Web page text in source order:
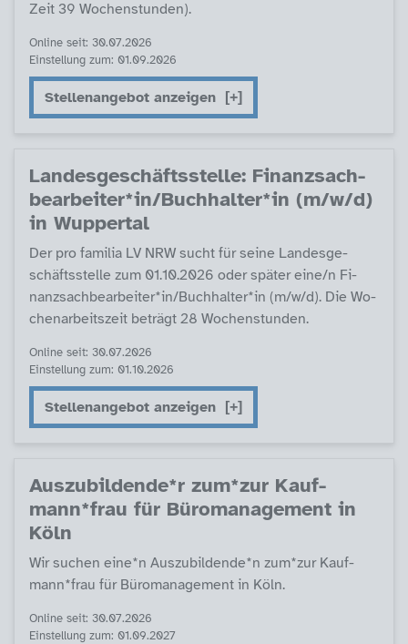
Zeit 39 Wo­chen­stun­den).
Online seit: 30.07.2026
Einstellung zum: 01.09.2026
Stellenangebot anzeigen
Lan­des­ge­schäfts­s­tel­le: Fi­nanz­sach­
be­ar­bei­ter*in/Buch­hal­ter*in (m/w/d)
in Wup­per­tal
Der pro fa­mi­lia LV NRW sucht für sei­ne Lan­des­ge­
schäfts­s­tel­le zum 01.10.2026 oder spä­ter ei­ne/n Fi­
nanz­sach­be­ar­bei­ter*in/Buch­hal­ter*in (m/w/d). Die Wo­
chen­ar­beits­zeit be­trägt 28 Wo­chen­stun­den.
Online seit: 30.07.2026
Einstellung zum: 01.10.2026
Stellenangebot anzeigen
Aus­zu­bil­den­de*r zum*zur Kauf­
mann*frau für Büro­ma­na­ge­ment in
Köln
Wir su­chen ei­ne*n Aus­zu­bil­den­de*n zum*zur Kauf­
mann*frau für Büro­ma­na­ge­ment in Köln.
Online seit: 30.07.2026
Einstellung zum: 01.09.2027